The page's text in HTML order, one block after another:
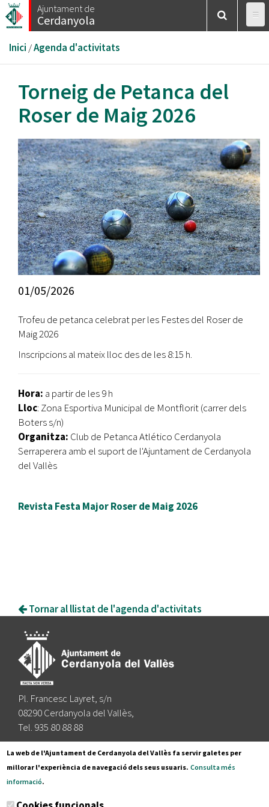
Vés
al
Ajuntament de
Cerdanyola
Esteu
aquí
Inici /Agenda d'activitats
Torneig de Petanca del
Roser de Maig 2026
01/05/2026
Trofeu de petanca celebrat per les Festes del Roser de
Maig 2026
Inscripcions al mateix lloc des de les 8:15 h.
Hora: a partir de les 9 h
Lloc: Zona Esportiva Municipal de Montflorit (carrer dels
Boters s/n)
Organitza: Club de Petanca Atlético Cerdanyola
Serraperera amb el suport de l'Ajuntament de Cerdanyola
del Vallès
Revista Festa Major Roser de Maig 2026
Tornar al llistat de l'agenda d'activitats
Pl. Francesc Layret, s/n
08290 Cerdanyola del Vallès,
Tel. 935 80 88 88
Segueix-nos a:
La web de l'Ajuntament de Cerdanyola del Vallès fa servir galetes per
millorar l'experiència de navegació dels seus usuaris. Consulta més
informació.